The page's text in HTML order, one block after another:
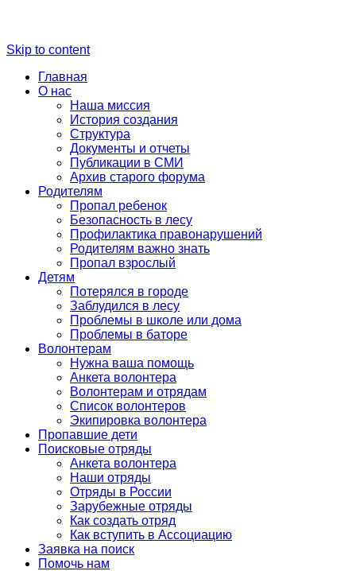
Skip to content
Главная
О нас
Наша миссия
История создания
Структура
Документы и отчеты
Публикации в СМИ
Архив старого форума
Родителям
Пропал ребенок
Безопасность в лесу
Профилактика правонарушений
Родителям важно знать
Пропал взрослый
Детям
Потерялся в городе
Заблудился в лесу
Проблемы в школе или дома
Проблемы в баторе
Волонтерам
Нужна ваша помощь
Анкета волонтера
Волонтерам и отрядам
Список волонтеров
Экипировка волонтера
Пропавшие дети
Поисковые отряды
Анкета волонтера
Наши отряды
Отряды в России
Зарубежные отряды
Как создать отряд
Как вступить в Ассоциацию
Заявка на поиск
Помочь нам